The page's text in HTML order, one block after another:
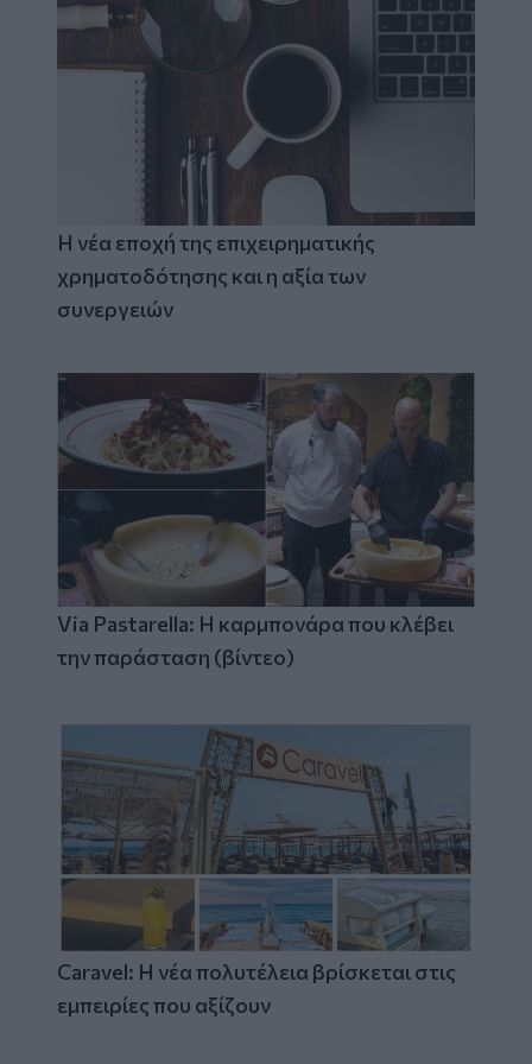
Η νέα εποχή της επιχειρηματικής
χρηματοδότησης και η αξία των
συνεργειών
Via Pastarella: Η καρμπονάρα που κλέβει
την παράσταση (βίντεο)
Caravel: Η νέα πολυτέλεια βρίσκεται στις
εμπειρίες που αξίζουν